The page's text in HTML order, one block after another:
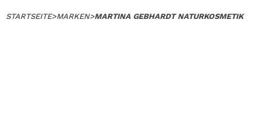
STARTSEITE>MARKEN>MARTINA GEBHARDT NATURKOSMETIK